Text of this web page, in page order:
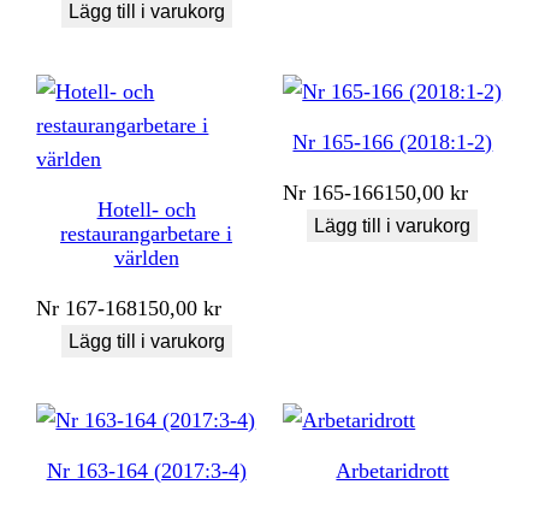
Lägg till i varukorg
Hotell- och
restaurangarbetare i
världen
Nr 167-168150,00kr
Lägg till i varukorg
Nr 165-166 (2018:1-2)
Nr 165-166150,00kr
Lägg till i varukorg
Nr 163-164 (2017:3-4) Arbetaridrott